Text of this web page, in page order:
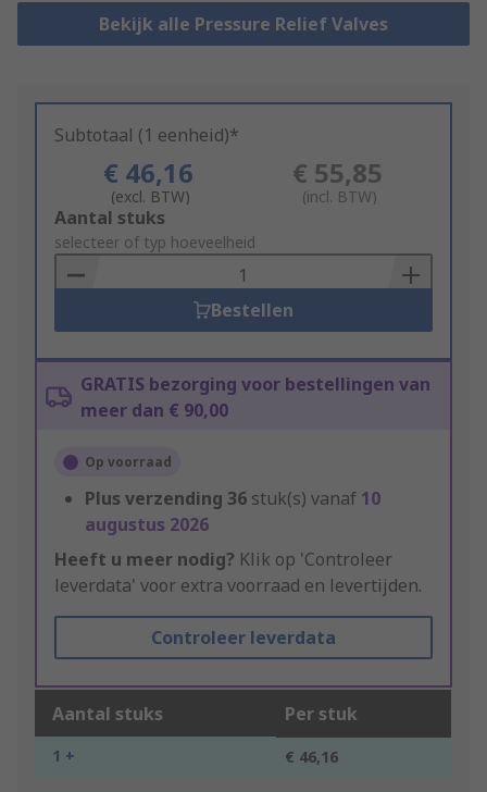
Bekijk alle Pressure Relief Valves
Subtotaal (1 eenheid)*
€ 46,16
(excl. BTW)
€ 55,85
(incl. BTW)
Add
to
Basket
Aantal stuks
selecteer of typ hoeveelheid
Bestellen
GRATIS bezorging voor bestellingen van
meer dan € 90,00
Op voorraad
Plus verzending 36 stuk(s) vanaf 10
augustus 2026
Heeft u meer nodig? Klik op 'Controleer
leverdata' voor extra voorraad en levertijden.
Controleer leverdata
Aantal stuks Per stuk
1 + € 46,16